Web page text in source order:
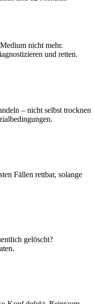
nicht mehr.
und retten.
– nicht selbst trocknen
Fällen rettbar, solange
gelöscht?